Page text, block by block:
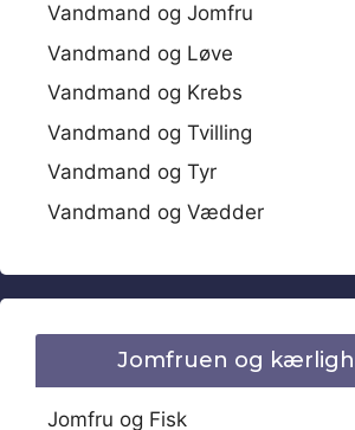
Vandmand og Jomfru
Vandmand og Løve
Vandmand og Krebs
Vandmand og Tvilling
Vandmand og Tyr
Vandmand og Vædder
Jomfruen og
Jomfru og Fisk